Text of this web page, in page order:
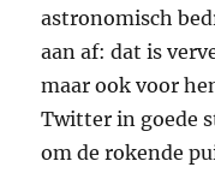
astronomisch
aan af: dat is
maar ook voor
Twitter in goede
om de rokende